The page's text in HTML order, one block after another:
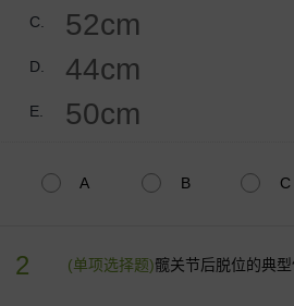
C. 52cm
D. 44cm
E. 50cm
A B C
2 (单项选择题)髋关节后脱位的典